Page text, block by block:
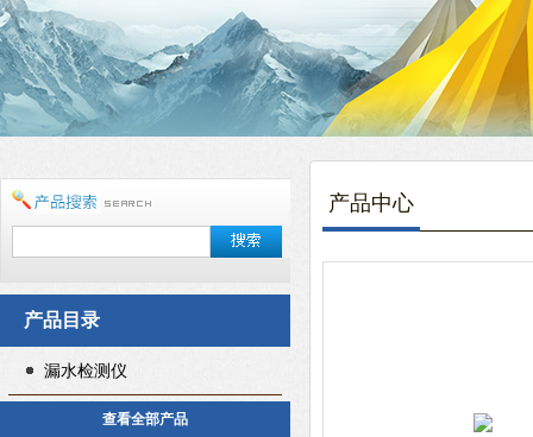
产品目录
漏水检测仪
查看全部产品
产品中心